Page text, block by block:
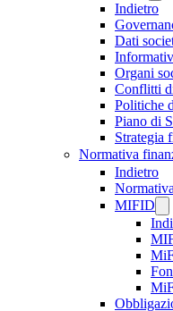
Indietro
Dati
Organi
Conflitti
Politiche
Piano di
Strategia
Normativa
Indietro
MIFID